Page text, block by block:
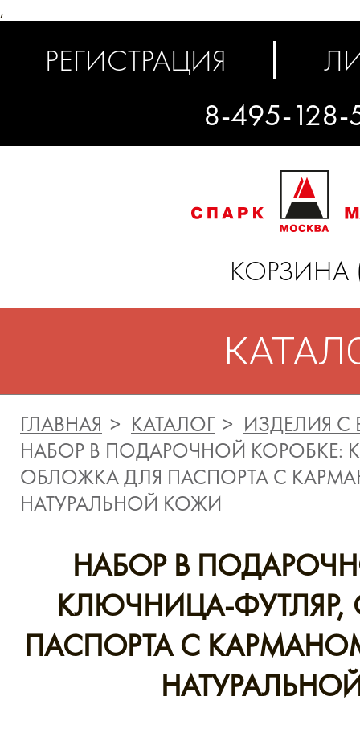
,
РЕГИСТРАЦИЯ
8-495-128-
КОРЗИНА
ГЛАВНАЯ КАТАЛОГ
ИЗДЕЛИЯ
НАБОР В ПОДАРОЧНОЙ КОРОБКЕ:
ОБЛОЖКА ДЛЯ ПАСПОРТА С
НАТУРАЛЬНОЙ КОЖИ
НАБОР В
КЛЮЧНИЦА-
ПАСПОРТА С